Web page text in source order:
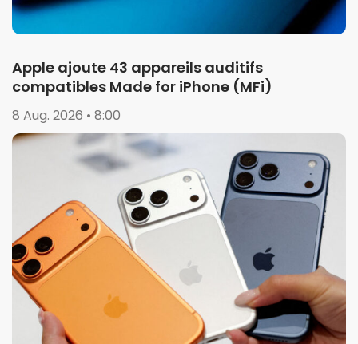
Apple ajoute 43 appareils auditifs
compatibles Made for iPhone (MFi)
8 Aug. 2026 • 8:00